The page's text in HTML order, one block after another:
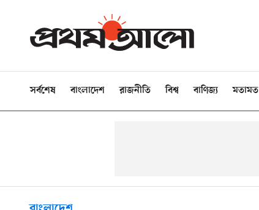
সর্বশেষ বাংলাদেশ রাজনীতি বিশ্ব বাণিজ্য মতামত